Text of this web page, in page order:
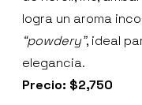
logra un aroma
“powdery”, ideal
elegancia.
Precio: $2,750